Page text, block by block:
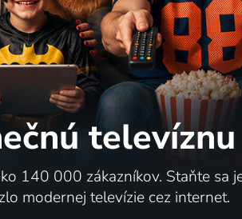
2017-2021 | Kanada | Horor, Cestovanie
Přiměřená pochybnost
5 dielov
140 000 zákazníkov. Staňte sa
modernej televízie cez internet.